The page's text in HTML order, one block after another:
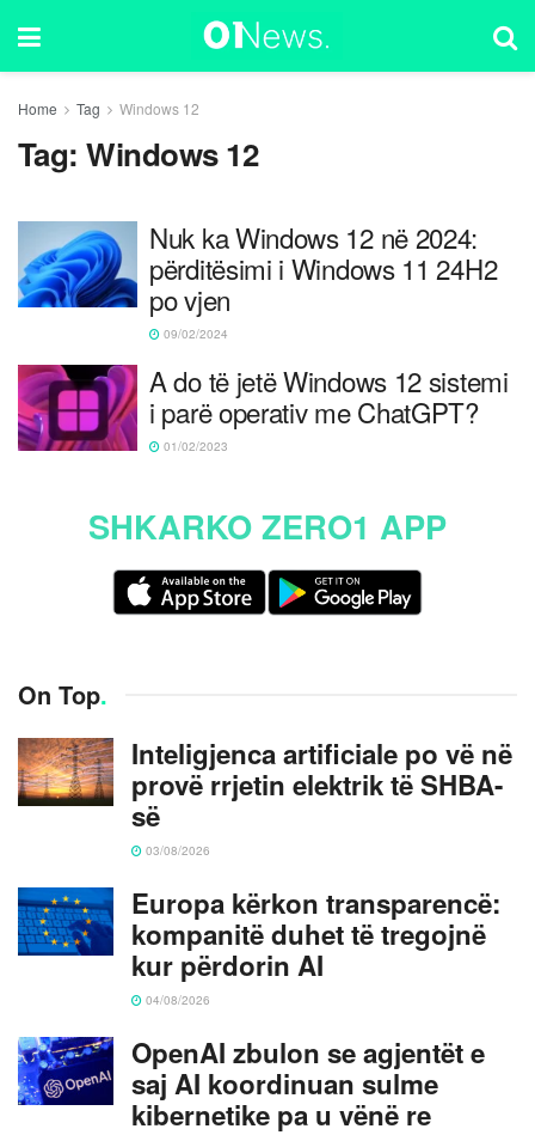
Home Tag Windows 12
Tag:Windows 12
Nuk ka Windows 12 në 2024:
përditësimi i Windows 11 24H2
po vjen
09/02/2024
A do të jetë Windows 12 sistemi
i parë operativ me ChatGPT?
01/02/2023
SHKARKO ZERO1 APP
On Top.
Inteligjenca artificiale po vë në
provë rrjetin elektrik të SHBA-
së
03/08/2026
Europa kërkon transparencë:
kompanitë duhet të tregojnë
kur përdorin AI
04/08/2026
OpenAI zbulon se agjentët e
saj AI koordinuan sulme
kibernetike pa u vënë re